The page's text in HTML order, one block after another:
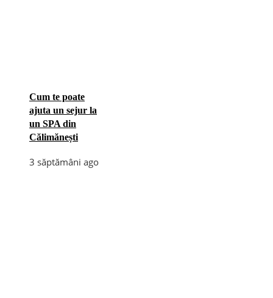
Cum te poate
ajuta un sejur la
un SPA din
Călimănești
3 săptămâni ago